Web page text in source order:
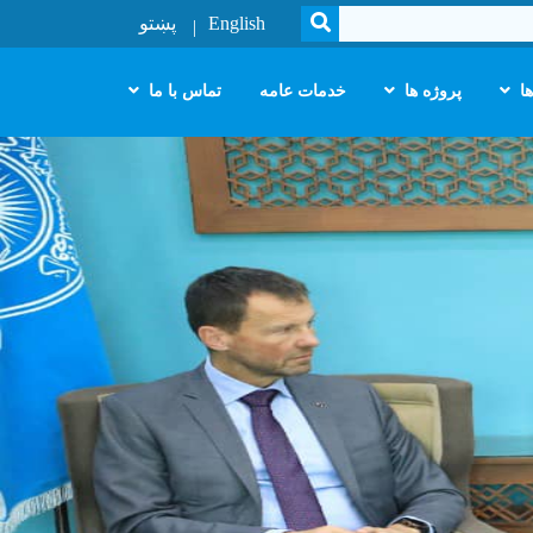
SEARCH
English پښتو
پروژه ها خدمات عامه تماس با ما